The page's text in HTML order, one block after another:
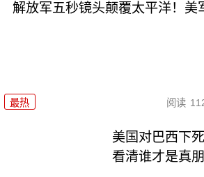
解放军五秒镜头颠覆太平洋！美
最热 阅读
美国对巴西下
看清谁才是真